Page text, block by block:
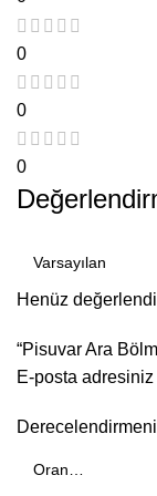
0
0
0
Henüz
“Pisuvar Ara
E-posta